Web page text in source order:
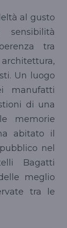
al gusto
sensibilità
tra
Un luogo
manufatti
di una
memorie
abitato il
nel
Bagatti
meglio
tra le